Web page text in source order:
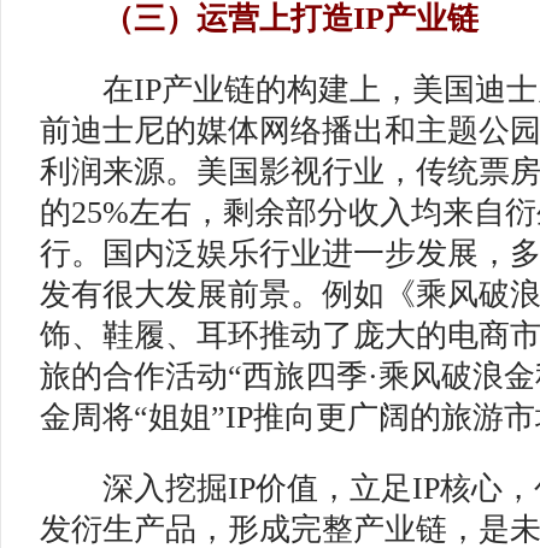
（三）运营上打造IP产业链
在IP产业链的构建上，美国迪士
前迪士尼的媒体网络播出和主题公
利润来源。美国影视行业，传统票
的25%左右，剩余部分收入均来自
行。国内泛娱乐行业进一步发展，
发有很大发展前景。例如《乘风破
饰、鞋履、耳环推动了庞大的电商
旅的合作活动“西旅四季·乘风破浪
金周将“姐姐”IP推向更广阔的旅游
深入挖掘IP价值，立足IP核心，
发衍生产品，形成完整产业链，是